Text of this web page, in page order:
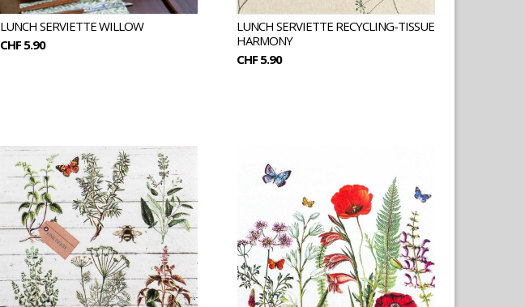
LUNCH SERVIETTE WILLOW
CHF 5.90
LUNCH SERVIETTE RECYCLING-TISSUE
HARMONY
CHF 5.90